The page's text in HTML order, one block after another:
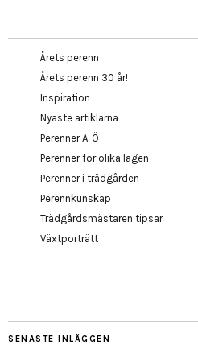
Årets perenn
Årets perenn 30 år!
Inspiration
Nyaste artiklarna
Perenner A-Ö
Perenner för olika lägen
Perenner i trädgården
Perennkunskap
Trädgårdsmästaren tipsar
Växtporträtt
SENASTE INLÄGGEN